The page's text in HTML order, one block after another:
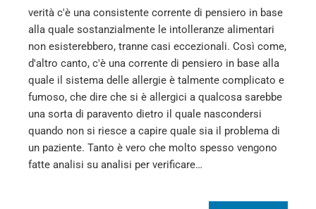
verità c'è una consistente corrente di pensiero in base
alla quale sostanzialmente le intolleranze alimentari
non esisterebbero, tranne casi eccezionali. Così come,
d'altro canto, c'è una corrente di pensiero in base alla
quale il sistema delle allergie è talmente complicato e
fumoso, che dire che si è allergici a qualcosa sarebbe
una sorta di paravento dietro il quale nascondersi
quando non si riesce a capire quale sia il problema di
un paziente. Tanto è vero che molto spesso vengono
fatte analisi su analisi per verificare…